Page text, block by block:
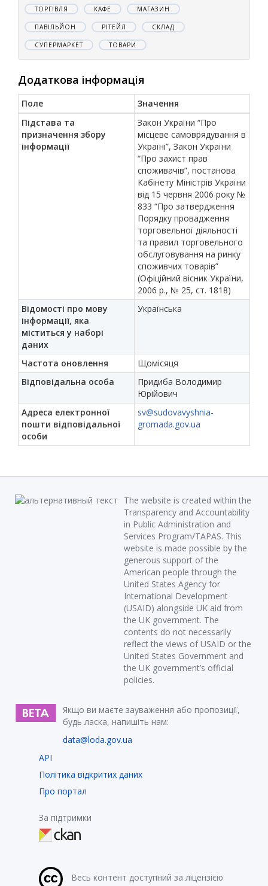
ТОРГІВЛЯ КАФЕ МАГАЗИН
ПАВІЛЬЙОН РІТЕЙЛ СКЛАД
СУПЕРМАРКЕТ ТОВАРИ
Додаткова інформація
Поле
Значення
Підстава та
призначення збору
інформації
Закон України “Про
місцеве самоврядування в
Україні”, Закон України
“Про захист прав
споживачів”, постанова
Кабінету Міністрів України
від 15 червня 2006 року №
833 “Про затвердження
Порядку провадження
торговельної діяльності
та правил торговельного
обслуговування на ринку
споживчих товарів”
(Офіційний вісник України,
2006 р., № 25, ст. 1818)
Відомості про мову
інформації, яка
міститься у наборі
даних
Українська
Частота оновлення
Щомісяця
Відповідальна особа
Придиба Володимир
Юрійович
Адреса електронної
пошти відповідальної
особи
sv@sudovavyshnia-
gromada.gov.ua
The website is created within the
Transparency and Accountability
in Public Administration and
Services Program/TAPAS. This
website is made possible by the
generous support of the
American people through the
United States Agency for
International Development
(USAID) alongside UK aid from
the UK government. The
contents do not necessarily
reflect the views of USAID or the
United States Government and
the UK government’s official
policies.
Якщо ви маєте зауваження або пропозиції,
будь ласка, напишіть нам:
data@loda.gov.ua
API
Політика відкритих даних
Про портал
За підтримки
Весь контент доступний за ліцензією